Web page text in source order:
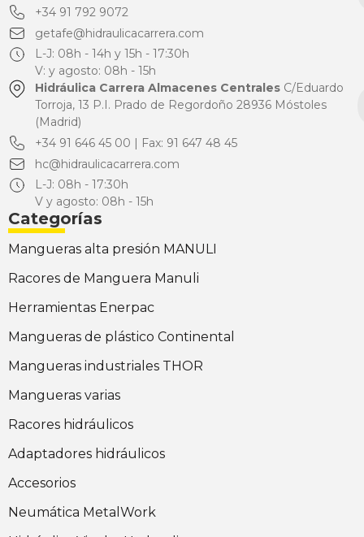
+34 91 792 9072
getafe@hidraulicacarrera.com
L-J: 08h - 14h y 15h - 17:30h
V: y agosto: 08h - 15h
Hidráulica Carrera Almacenes CentralesC/Eduardo
Torroja, 13 P.I. Prado de Regordoño 28936 Móstoles
(Madrid)
+34 91 646 45 00 | Fax: 91 647 48 45
hc@hidraulicacarrera.com
L-J: 08h - 17:30h
V y agosto: 08h - 15h
Categorías
Mangueras alta presión MANULI
Racores de Manguera Manuli
Herramientas Enerpac
Mangueras de plástico Continental
Mangueras industriales THOR
Mangueras varias
Racores hidráulicos
Adaptadores hidráulicos
Accesorios
Neumática MetalWork